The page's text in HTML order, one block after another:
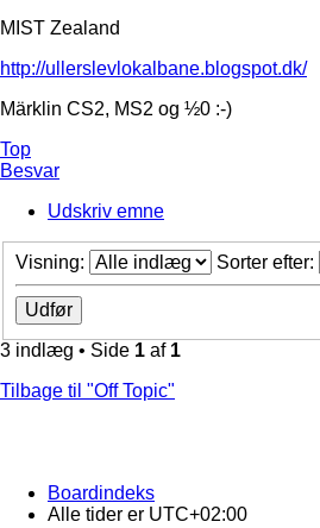
MIST Zealand
http://ullerslevlokalbane.blogspot.dk/
Märklin CS2, MS2 og ½0 :-)
Top
Besvar
Udskriv emne
Visning: Sorter efter:
3 indlæg • Side 1 af 1
Tilbage til "Off Topic"
Boardindeks
Alle tider er UTC+02:00